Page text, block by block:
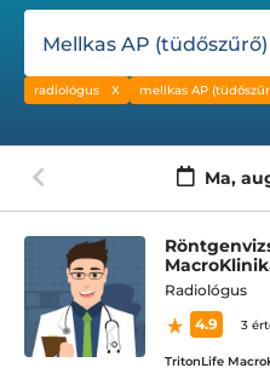
Mellkas AP
radiológus mellkas AP
Ma,
Radiológus
4.9
3
TritonLife